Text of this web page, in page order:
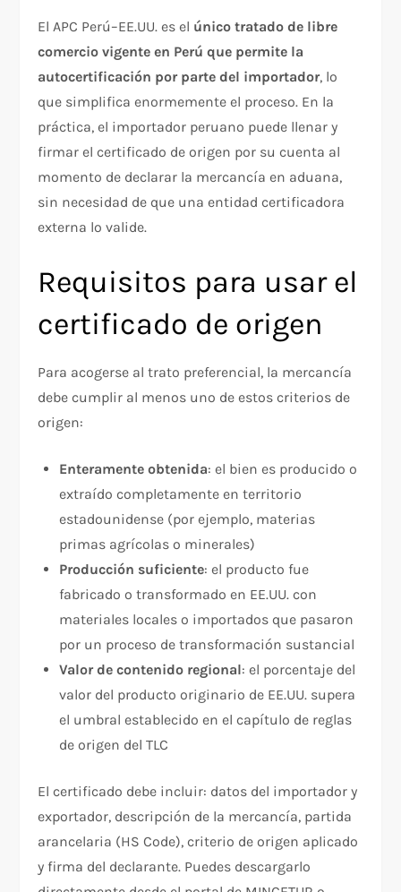
El APC Perú–EE.UU. es el único tratado de libre
comercio vigente en Perú que permite la
autocertificación por parte del importador, lo
que simplifica enormemente el proceso. En la
práctica, el importador peruano puede llenar y
firmar el certificado de origen por su cuenta al
momento de declarar la mercancía en aduana,
sin necesidad de que una entidad certificadora
externa lo valide.
Requisitos para usar el
certificado de origen
Para acogerse al trato preferencial, la mercancía
debe cumplir al menos uno de estos criterios de
origen:
Enteramente obtenida: el bien es producido o
extraído completamente en territorio
estadounidense (por ejemplo, materias
primas agrícolas o minerales)
Producción suficiente: el producto fue
fabricado o transformado en EE.UU. con
materiales locales o importados que pasaron
por un proceso de transformación sustancial
Valor de contenido regional: el porcentaje del
valor del producto originario de EE.UU. supera
el umbral establecido en el capítulo de reglas
de origen del TLC
El certificado debe incluir: datos del importador y
exportador, descripción de la mercancía, partida
arancelaria (HS Code), criterio de origen aplicado
y firma del declarante. Puedes descargarlo